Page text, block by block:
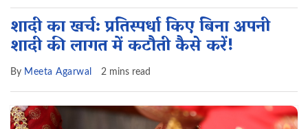
शादी का खर्च: प्रतिस्पर्धा किए बिना अपनी
शादी की लागत में कटौती कैसे करें!
By Meeta Agarwal 2 mins read